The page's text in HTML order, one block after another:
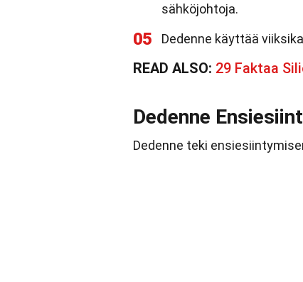
sähköjohtoja.
05 Dedenne käyttää
READ ALSO: 29 Faktaa
Dedenne
Dedenne teki